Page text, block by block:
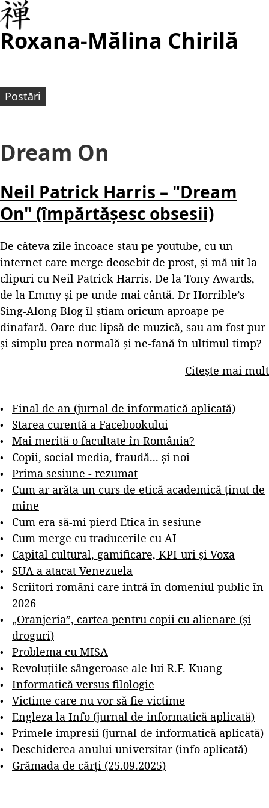
Roxana-Mălina Chirilă
Postări
Dream On
Neil Patrick Harris – "Dream
On" (împărtășesc obsesii)
De câteva zile încoace stau pe youtube, cu un
internet care merge deosebit de prost, și mă uit la
clipuri cu Neil Patrick Harris. De la Tony Awards,
de la Emmy și pe unde mai cântă. Dr Horrible’s
Sing-Along Blog îl știam oricum aproape pe
dinafară. Oare duc lipsă de muzică, sau am fost pur
și simplu prea normală și ne-fană în ultimul timp?
Citește mai mult
Final de an (jurnal de informatică aplicată)
Starea curentă a Facebookului
Mai merită o facultate în România?
Copii, social media, fraudă... și noi
Prima sesiune - rezumat
Cum ar arăta un curs de etică academică ținut de
mine
Cum era să-mi pierd Etica în sesiune
Cum merge cu traducerile cu AI
Capital cultural, gamificare, KPI-uri și Voxa
SUA a atacat Venezuela
Scriitori români care intră în domeniul public în
2026
„Oranjeria”, cartea pentru copii cu alienare (și
droguri)
Problema cu MISA
Revoluțiile sângeroase ale lui R.F. Kuang
Informatică versus filologie
Victime care nu vor să fie victime
Engleza la Info (jurnal de informatică aplicată)
Primele impresii (jurnal de informatică aplicată)
Deschiderea anului universitar (info aplicată)
Grămada de cărți (25.09.2025)